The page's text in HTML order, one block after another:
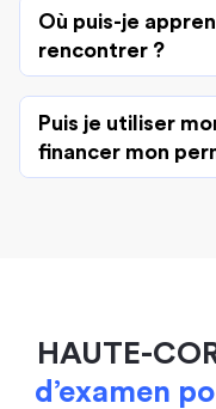
Où puis-je
rencontrer ?
Puis je utiliser
financer mon
HAUTE-
d’examen